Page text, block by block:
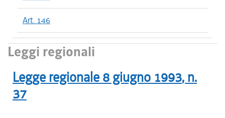
Art. 146
Leggi regionali
Legge regionale 8 giugno 1993, n.
37